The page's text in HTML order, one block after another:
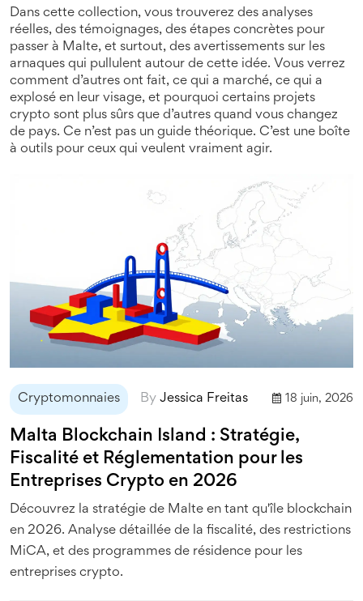
Dans cette collection, vous trouverez des analyses
réelles, des témoignages, des étapes concrètes pour
passer à Malte, et surtout, des avertissements sur les
arnaques qui pullulent autour de cette idée. Vous verrez
comment d’autres ont fait, ce qui a marché, ce qui a
explosé en leur visage, et pourquoi certains projets
crypto sont plus sûrs que d’autres quand vous changez
de pays. Ce n’est pas un guide théorique. C’est une boîte
à outils pour ceux qui veulent vraiment agir.
Cryptomonnaies By Jessica Freitas 18 juin, 2026
Malta Blockchain Island : Stratégie,
Fiscalité et Réglementation pour les
Entreprises Crypto en 2026
Découvrez la stratégie de Malte en tant qu'île blockchain
en 2026. Analyse détaillée de la fiscalité, des restrictions
MiCA, et des programmes de résidence pour les
entreprises crypto.